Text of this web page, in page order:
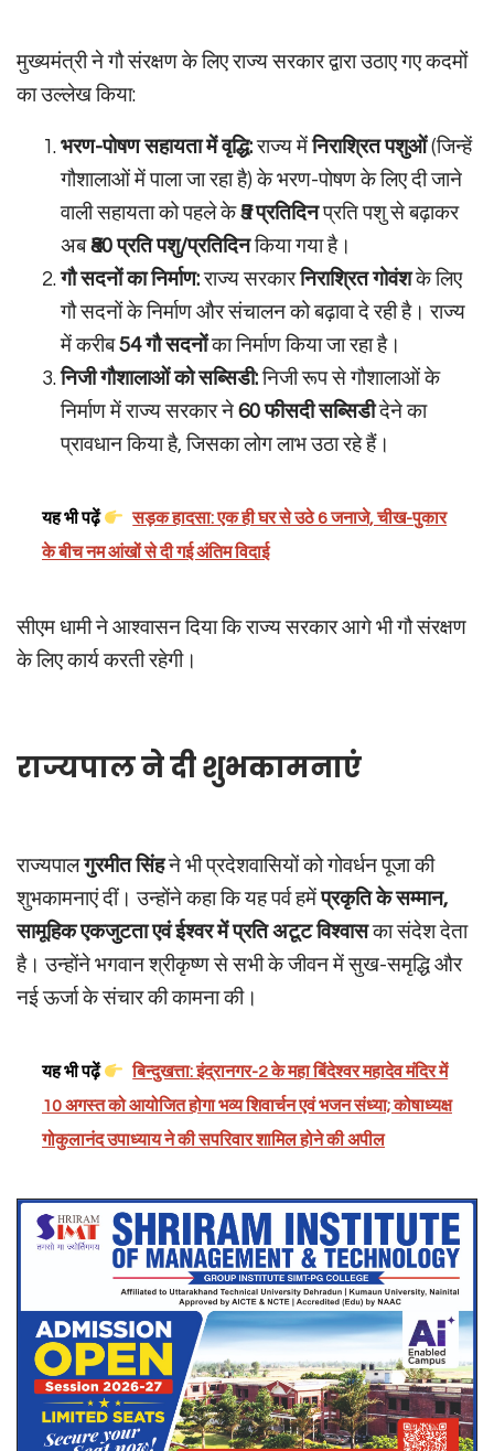
मुख्यमंत्री ने गौ संरक्षण के लिए राज्य सरकार द्वारा उठाए गए कदमों
का उल्लेख किया:
भरण-पोषण सहायता में वृद्धि:राज्य मेंनिराश्रित पशुओं(जिन्हें
गौशालाओं में पाला जा रहा है) के भरण-पोषण के लिए दी जाने
वाली सहायता को पहले के₹5 प्रतिदिनप्रति पशु से बढ़ाकर
अब₹80 प्रति पशु/प्रतिदिनकिया गया है।
गौ सदनों का निर्माण:राज्य सरकारनिराश्रित गोवंशके लिए
गौ सदनों के निर्माण और संचालन को बढ़ावा दे रही है। राज्य
में करीब54 गौ सदनोंका निर्माण किया जा रहा है।
निजी गौशालाओं को सब्सिडी:निजी रूप से गौशालाओं के
निर्माण में राज्य सरकार ने 60 फीसदी सब्सिडीदेने का
प्रावधान किया है, जिसका लोग लाभ उठा रहे हैं।
यह भी पढ़ें
सड़क हादसा: एक ही घर से उठे 6 जनाजे, चीख-पुकार
के बीच नम आंखों से दी गई अंतिम विदाई
सीएम धामी ने आश्वासन दिया कि राज्य सरकार आगे भी गौ संरक्षण
के लिए कार्य करती रहेगी।
राज्यपाल ने दी शुभकामनाएं
राज्यपालगुरमीत सिंहने भी प्रदेशवासियों को गोवर्धन पूजा की
शुभकामनाएं दीं। उन्होंने कहा कि यह पर्व हमेंप्रकृति के सम्मान,
सामूहिक एकजुटता एवं ईश्वर में प्रति अटूट विश्वासका संदेश देता
है। उन्होंने भगवान श्रीकृष्ण से सभी के जीवन में सुख-समृद्धि और
नई ऊर्जा के संचार की कामना की।
यह भी पढ़ें
बिन्दुखत्ता: इंद्रानगर-2 के महा बिंदेश्वर महादेव मंदिर में
10 अगस्त को आयोजित होगा भव्य शिवार्चन एवं भजन संध्या; कोषाध्यक्ष
गोकुलानंद उपाध्याय ने की सपरिवार शामिल होने की अपील